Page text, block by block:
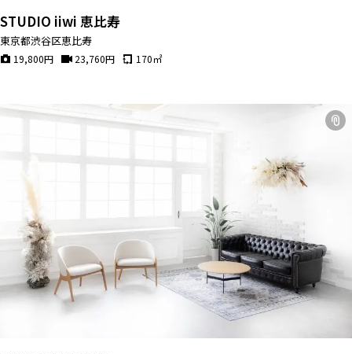
STUDIO iiwi 恵比寿
東京都渋谷区恵比寿
19,800円 23,760円 170㎡